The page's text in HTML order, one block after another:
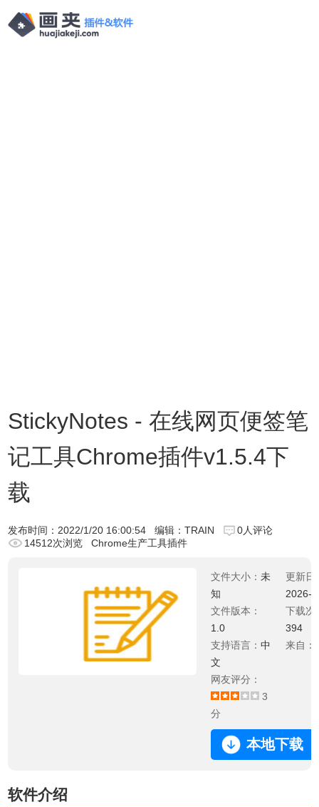
StickyNotes - 在线网页便签笔
记工具Chrome插件v1.5.4下
载
发布时间： 2022/1/20 16:00:54 编辑：TRAIN
0人评论
14512次浏览
Chrome生产工具插件
文件大小：未
知
文件版本：
1.0
支持语言：中
文
网友评分：
3
分
更新日
2026-
下载次
394
来自：
本地下载
软件介绍